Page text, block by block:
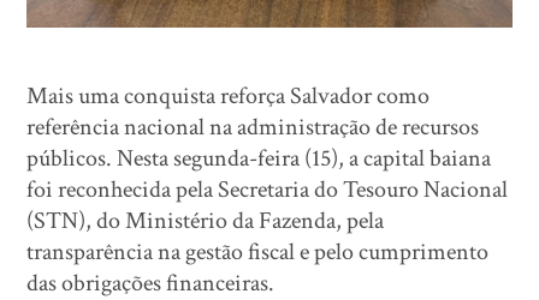
Mais uma conquista reforça Salvador como
referência nacional na administração de recursos
públicos. Nesta segunda-feira (15), a capital baiana
foi reconhecida pela Secretaria do Tesouro Nacional
(STN), do Ministério da Fazenda, pela
transparência na gestão fiscal e pelo cumprimento
das obrigações financeiras.